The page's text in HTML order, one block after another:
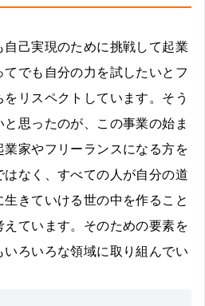
己実現のために挑戦して起業
でも自分の力を試したいとフ
リスペクトしています。そう
思ったのが、この事業の始ま
家やフリーランスになる方を
なく、すべての人が自分の道
きていける世の中を作ること
ています。そのための要素を
ろいろな領域に取り組んでい